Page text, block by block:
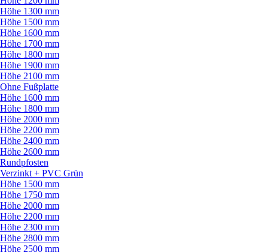
Höhe 1300 mm
Höhe 1500 mm
Höhe 1600 mm
Höhe 1700 mm
Höhe 1800 mm
Höhe 1900 mm
Höhe 2100 mm
Ohne Fußplatte
Höhe 1600 mm
Höhe 1800 mm
Höhe 2000 mm
Höhe 2200 mm
Höhe 2400 mm
Höhe 2600 mm
Rundpfosten
Verzinkt + PVC Grün
Höhe 1500 mm
Höhe 1750 mm
Höhe 2000 mm
Höhe 2200 mm
Höhe 2300 mm
Höhe 2800 mm
Höhe 2500 mm